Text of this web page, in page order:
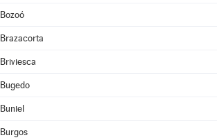
Bozoó
Brazacorta
Briviesca
Bugedo
Buniel
Burgos